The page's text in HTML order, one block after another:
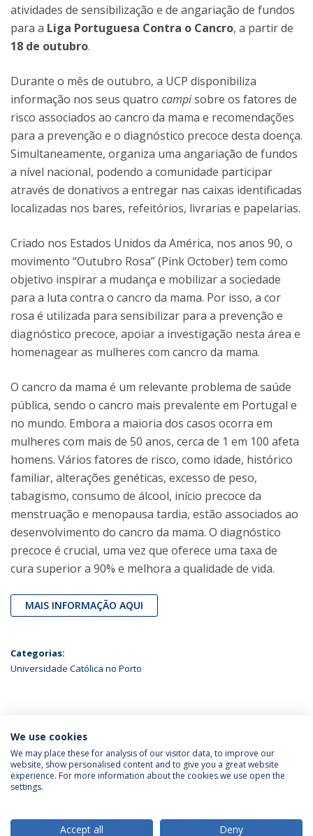
atividades de sensibilização e de angariação de fundos
para a Liga Portuguesa Contra o Cancro, a partir de
18 de outubro.
Durante o mês de outubro, a UCP disponibiliza
informação nos seus quatro campisobre os fatores de
risco associados ao cancro da mama e recomendações
para a prevenção e o diagnóstico precoce desta doença.
Simultaneamente, organiza uma angariação de fundos
a nível nacional, podendo a comunidade participar
através de donativos a entregar nas caixas identificadas
localizadas nos bares, refeitórios, livrarias e papelarias.
Criado nos Estados Unidos da América, nos anos 90, o
movimento “Outubro Rosa” (Pink October) tem como
objetivo inspirar a mudança e mobilizar a sociedade
para a luta contra o cancro da mama. Por isso, a cor
rosa é utilizada para sensibilizar para a prevenção e
diagnóstico precoce, apoiar a investigação nesta área e
homenagear as mulheres com cancro da mama.
O cancro da mama é um relevante problema de saúde
pública, sendo o cancro mais prevalente em Portugal e
no mundo. Embora a maioria dos casos ocorra em
mulheres com mais de 50 anos, cerca de 1 em 100 afeta
homens. Vários fatores de risco, como idade, histórico
familiar, alterações genéticas, excesso de peso,
tabagismo, consumo de álcool, início precoce da
menstruação e menopausa tardia, estão associados ao
desenvolvimento do cancro da mama. O diagnóstico
precoce é crucial, uma vez que oferece uma taxa de
cura superior a 90% e melhora a qualidade de vida.
MAIS INFORMAÇÃO AQUI
Categorias:
Universidade Católica no Porto
ÚLTIMAS NOTÍCIAS
Política de Privacidade
Termos & Condições
We use cookies
We may place these for analysis of our visitor data, to improve our
website, show personalised content and to give you a great website
experience. For more information about the cookies we use open the
settings.
Accept all Deny